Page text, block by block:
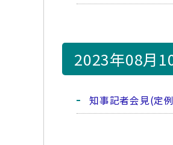
2023年08月
知事記者会見(定